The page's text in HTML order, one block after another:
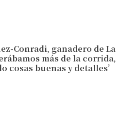
Conradi, ganadero de La
más de la corrida,
cosas buenas y detalles’